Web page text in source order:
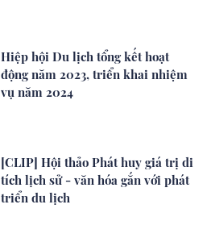
Hiệp hội Du lịch tổng kết hoạt
động năm 2023, triển khai nhiệm
vụ năm 2024
[CLIP] Hội thảo Phát huy giá trị di
tích lịch sử - văn hóa gắn với phát
triển du lịch